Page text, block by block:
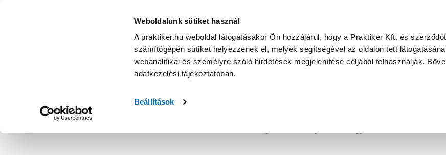
Weboldalunk sütiket használ
A praktiker.hu weboldal látogatásakor Ön hozzájárul, hogy a Praktiker Kft. és
számítógépén sütiket helyezzenek el, melyek segítségével az oldalon tett
webanalitikai és személyre szóló hirdetések megjelenítése céljából felhasználják.
adatkezelési tájékoztatóban.
Beállítások